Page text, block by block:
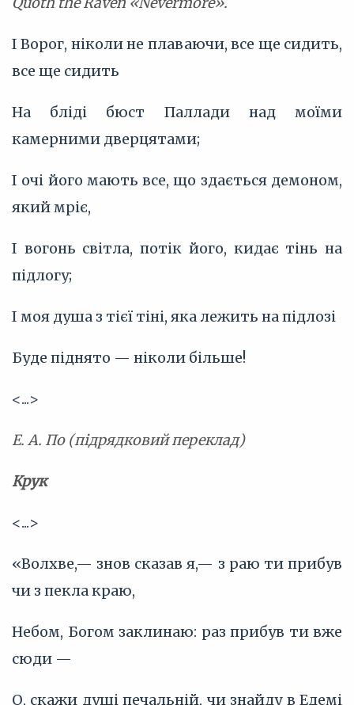
І Ворог, ніколи не плаваючи, все ще сидить,
все ще сидить
На бліді бюст Паллади над моїми
камерними дверцятами;
І очі його мають все, що здається демоном,
який мріє,
І вогонь світла, потік його, кидає тінь на
підлогу;
І моя душа з тієї тіні, яка лежить на підлозі
Буде піднято — ніколи більше!
<...>
Е. А. По (підрядковий переклад)
Крук
<...>
«Волхве,— знов сказав я,— з раю ти прибув
чи з пекла краю,
Небом, Богом заклинаю: раз прибув ти вже
сюди —
О, скажи душі печальній, чи знайду в Едемі